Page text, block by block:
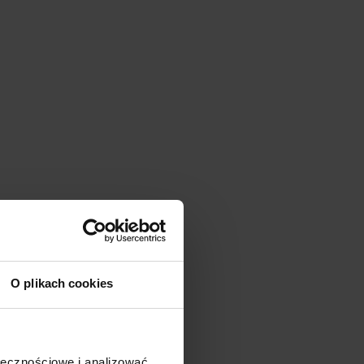
O plikach cookies